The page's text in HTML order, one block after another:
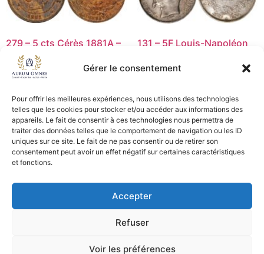
Gérer le consentement
Pour offrir les meilleures expériences, nous utilisons des technologies
telles que les cookies pour stocker et/ou accéder aux informations des
appareils. Le fait de consentir à ces technologies nous permettra de
traiter des données telles que le comportement de navigation ou les ID
uniques sur ce site. Le fait de ne pas consentir ou de retirer son
consentement peut avoir un effet négatif sur certaines caractéristiques
et fonctions.
Accepter
Refuser
Voir les préférences
279 – 5 cts Cérès 1881A –
SUP
70,00€
Ajouter au panier
131 – 5F Louis-Napoléon
220,00€
Ajouter au panier
CGV - CGL
Copyright © 2026 Aurum Omnes